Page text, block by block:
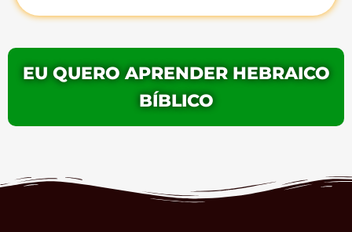
EU QUERO APRENDER HEBRAICO
BÍBLICO